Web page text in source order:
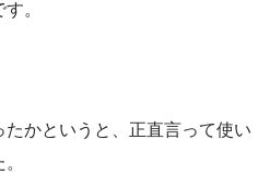
。
かというと、正直言って使い